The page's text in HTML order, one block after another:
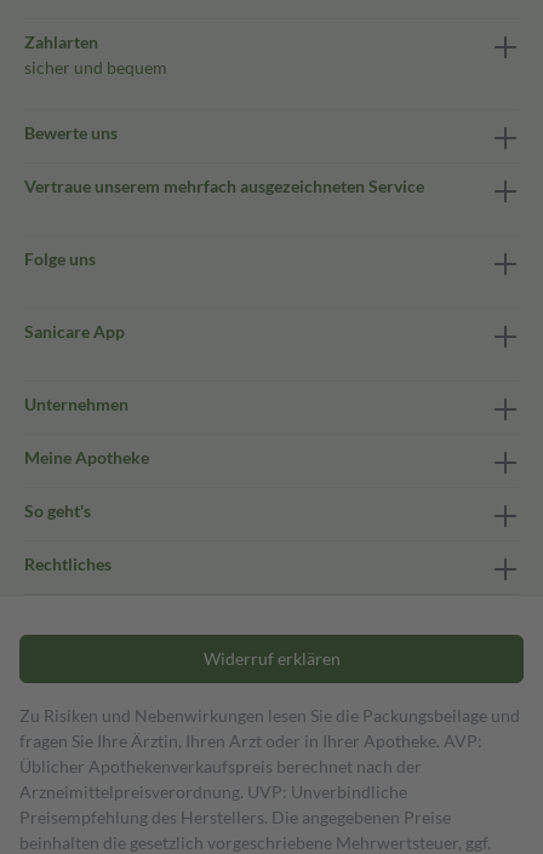
Zahlarten
sicher und bequem
Bewerte uns
Vertraue unserem mehrfach ausgezeichneten Service
Folge uns
Sanicare App
Unternehmen
Meine Apotheke
So geht's
Rechtliches
Widerruf erklären
Zu Risiken und Nebenwirkungen lesen Sie die Packungsbeilage und
fragen Sie Ihre Ärztin, Ihren Arzt oder in Ihrer Apotheke. AVP:
Üblicher Apothekenverkaufspreis berechnet nach der
Arzneimittelpreisverordnung. UVP: Unverbindliche
Preisempfehlung des Herstellers. Die angegebenen Preise
beinhalten die gesetzlich vorgeschriebene Mehrwertsteuer, ggf.